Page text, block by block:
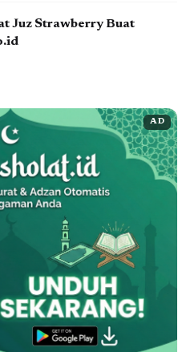
Juz Strawberry Buat
AD